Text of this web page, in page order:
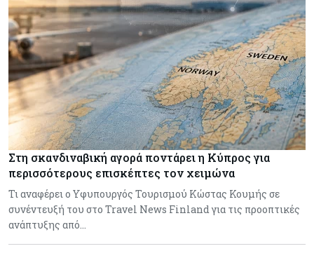
Στη σκανδιναβική αγορά ποντάρει η Κύπρος για
περισσότερους επισκέπτες τον χειμώνα
Τι αναφέρει ο Υφυπουργός Τουρισμού Κώστας Κουμής σε
συνέντευξή του στο Travel News Finland για τις προοπτικές
ανάπτυξης από…